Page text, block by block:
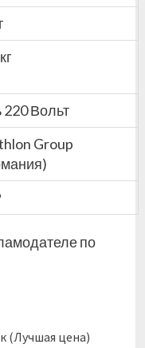
220 Вольт
Group
по
(Лучшая цена)